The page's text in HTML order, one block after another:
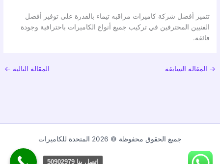
تتميز أفضل شركة كاميرات مراقبه تيماء بالقدرة على توفير أفضل
الفنيين المحترفين في تركيب جميع أنواع الكاميرات باحترافية وجودة
فائقة.
→ المقالة السابقة المقالة التالية ←
جميع الحقوق محفوظة © 2026 المتحدة للكاميرات
اتصل بنا 50902979